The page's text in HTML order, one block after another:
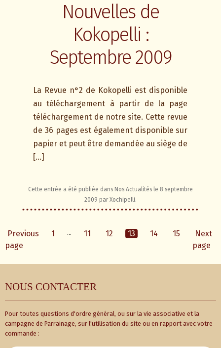
Nouvelles de
Kokopelli :
Septembre 2009
La Revue n°2 de Kokopelli est disponible
au téléchargement à partir de la page
téléchargement de notre site. Cette revue
de 36 pages est également disponible sur
papier et peut être demandée au siège de
[…]
Cette entrée a été publiée dans Nos Actualités le 8 septembre
2009 par Xochipelli.
Previous
page
1 … 11 12 13 14 15
Next
page
NOUS CONTACTER
Pour toutes questions d'ordre général, ou sur la vie associative et la
campagne de Parrainage, sur l'utilisation du site ou en rapport avec votre
commande :